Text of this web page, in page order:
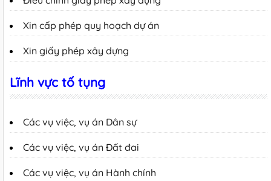
Xin cấp phép quy hoạch dự án
Xin giấy phép xây dựng
Lĩnh vực tố tụng
Các vụ việc, vụ án Dân sự
Các vụ việc, vụ án Đất đai
Các vụ việc, vụ án Hành chính